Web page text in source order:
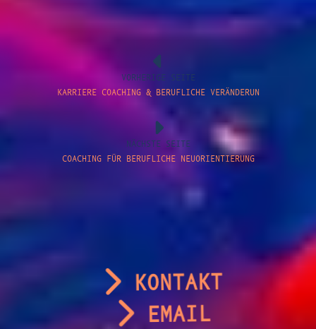
VORHERIGE SEITE
KARRIERE COACHING & BERUFLICHE VERÄNDERUN
NÄCHSTE SEITE
COACHING FÜR BERUFLICHE NEUORIENTIERUNG
KONTAKT
EMAIL